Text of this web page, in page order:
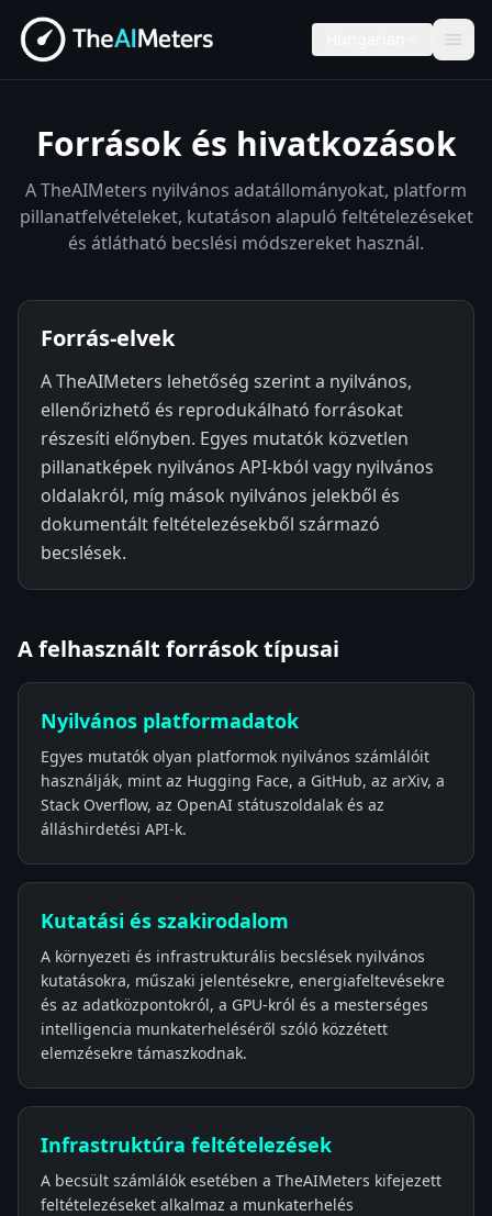
Források és hivatkozások
A TheAIMeters nyilvános adatállományokat, platform
pillanatfelvételeket, kutatáson alapuló feltételezéseket
és átlátható becslési módszereket használ.
Forrás-elvek
A TheAIMeters lehetőség szerint a nyilvános,
ellenőrizhető és reprodukálható forrásokat
részesíti előnyben. Egyes mutatók közvetlen
pillanatképek nyilvános API-kból vagy nyilvános
oldalakról, míg mások nyilvános jelekből és
dokumentált feltételezésekből származó
becslések.
A felhasznált források típusai
Nyilvános platformadatok
Egyes mutatók olyan platformok nyilvános számlálóit
használják, mint az Hugging Face, a GitHub, az arXiv, a
Stack Overflow, az OpenAI státuszoldalak és az
álláshirdetési API-k.
Kutatási és szakirodalom
A környezeti és infrastrukturális becslések nyilvános
kutatásokra, műszaki jelentésekre, energiafeltevésekre
és az adatközpontokról, a GPU-król és a mesterséges
intelligencia munkaterheléséről szóló közzétett
elemzésekre támaszkodnak.
Infrastruktúra feltételezések
A becsült számlálók esetében a TheAIMeters kifejezett
feltételezéseket alkalmaz a munkaterhelés